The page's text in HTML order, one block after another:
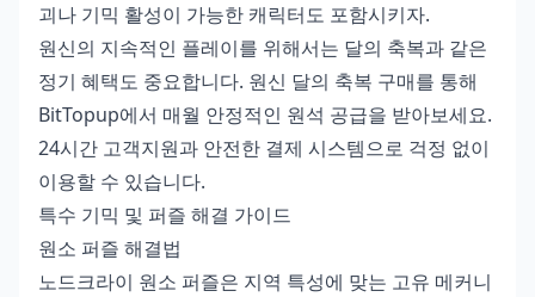
괴나 기믹 활성이 가능한 캐릭터도 포함시키자.
원신의 지속적인 플레이를 위해서는 달의 축복과 같은
정기 혜택도 중요합니다. 원신 달의 축복 구매를 통해
BitTopup에서 매월 안정적인 원석 공급을 받아보세요.
24시간 고객지원과 안전한 결제 시스템으로 걱정 없이
이용할 수 있습니다.
특수 기믹 및 퍼즐 해결 가이드
원소 퍼즐 해결법
노드크라이 원소 퍼즐은 지역 특성에 맞는 고유 메커니